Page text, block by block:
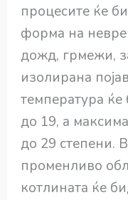
процесите ќе
форма на
дожд, грмежи,
изолирана
температура
до 19, а
до 29 степени.
променливо
котлината ќе